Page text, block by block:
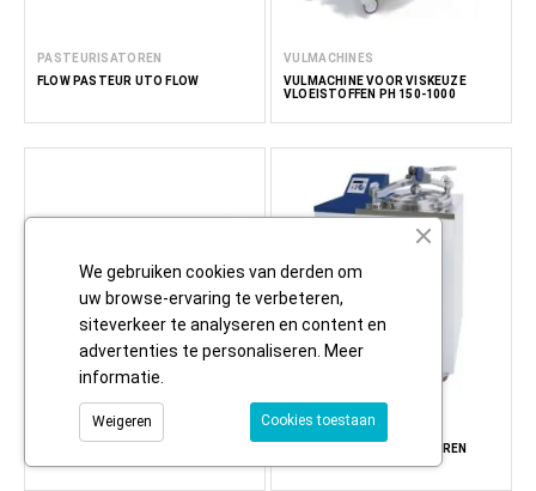
PASTEURISATOREN
FLOW PASTEUR UTO FLOW
VULMACHINES
VULMACHINE VOOR VISKEUZE
VLOEISTOFFEN PH 150-1000
KOOKAPPARATUUR
AUTOCLAVEN
AUTOCLAAFSTERILISATOREN
We gebruiken cookies van derden om
uw browse-ervaring te verbeteren,
siteverkeer te analyseren en content en
advertenties te personaliseren. Meer
informatie
Cookies toestaan
Weigeren